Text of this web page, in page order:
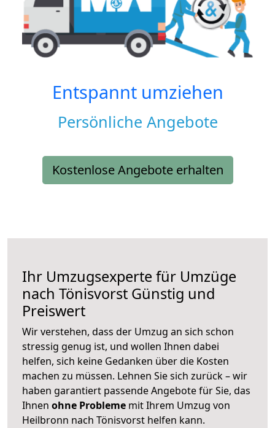
Entspannt umziehen
Persönliche Angebote
Kostenlose Angebote erhalten
Ihr Umzugsexperte für Umzüge
nach Tönisvorst Günstig und
Preiswert
Wir verstehen, dass der Umzug an sich schon
stressig genug ist, und wollen Ihnen dabei
helfen, sich keine Gedanken über die Kosten
machen zu müssen. Lehnen Sie sich zurück – wir
haben garantiert passende Angebote für Sie, das
Ihnen ohne Probleme mit Ihrem Umzug von
Heilbronn nach Tönisvorst helfen kann.